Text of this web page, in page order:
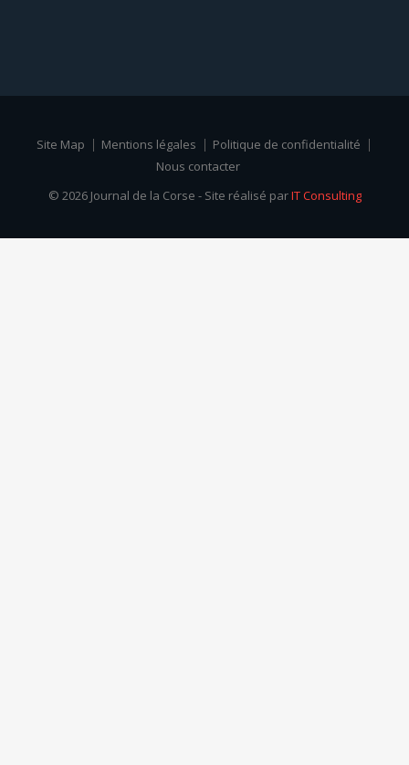
Site Map Mentions légales
Politique de confidentialité
Nous contacter
© 2026 Journal de la Corse - Site réalisé parIT Consulting